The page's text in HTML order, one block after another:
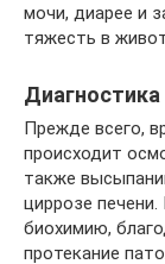
мочи, диарее и
тяжесть в
Диагностика
Прежде всего,
происходит
также
циррозе
биохимию,
протекание